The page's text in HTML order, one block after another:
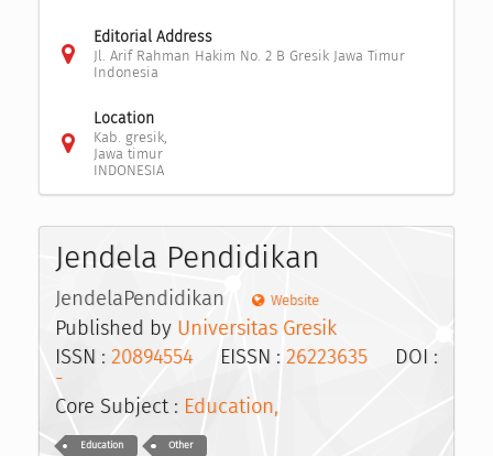
Editorial Address
Jl. Arif Rahman Hakim No. 2 B Gresik Jawa Timur
Indonesia
Location
Kab. gresik,
Jawa timur
INDONESIA
Jendela Pendidikan
JendelaPendidikan Website
Published by Universitas Gresik
ISSN : 20894554EISSN : 26223635 DOI :
-
Core Subject : Education,
Education Other